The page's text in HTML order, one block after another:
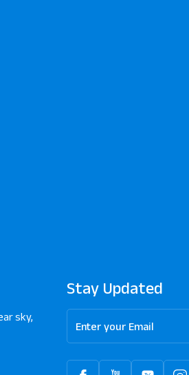
sky,
Stay Updated